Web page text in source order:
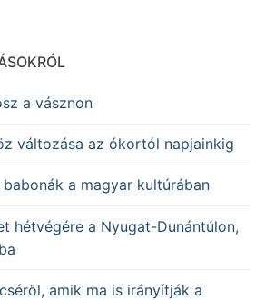
a vásznon
változása az ókortól napjainkig
a magyar kultúrában
hétvégére a Nyugat-Dunántúlon,
amik ma is irányítják a